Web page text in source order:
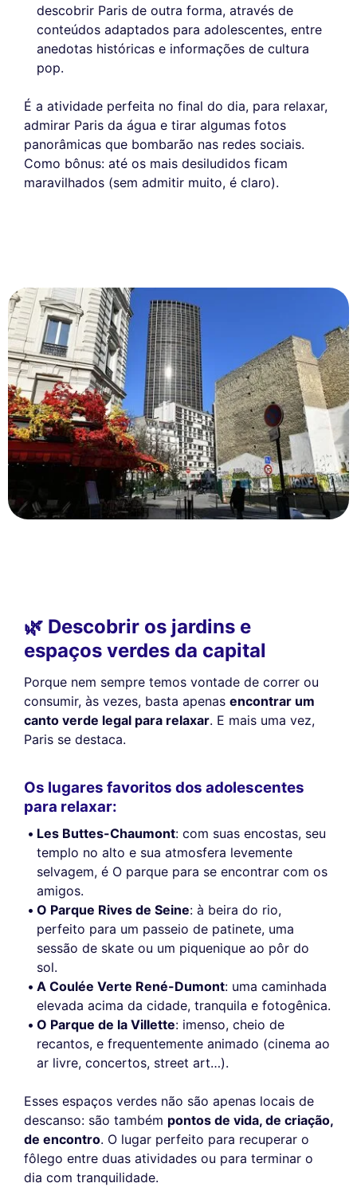
descobrir Paris de outra forma, através de
conteúdos adaptados para adolescentes, entre
anedotas históricas e informações de cultura
pop.
É a atividade perfeita no final do dia, para relaxar,
admirar Paris da água e tirar algumas fotos
panorâmicas que bombarão nas redes sociais.
Como bônus: até os mais desiludidos ficam
maravilhados (sem admitir muito, é claro).
🌿 Descobrir os jardins e
espaços verdes da capital
Porque nem sempre temos vontade de correr ou
consumir, às vezes, basta apenas encontrar um
canto verde legal para relaxar. E mais uma vez,
Paris se destaca.
Os lugares favoritos dos adolescentes
para relaxar:
Les Buttes-Chaumont: com suas encostas, seu
templo no alto e sua atmosfera levemente
selvagem, é O parque para se encontrar com os
amigos.
O Parque Rives de Seine: à beira do rio,
perfeito para um passeio de patinete, uma
sessão de skate ou um piquenique ao pôr do
sol.
A Coulée Verte René-Dumont: uma caminhada
elevada acima da cidade, tranquila e fotogênica.
O Parque de la Villette: imenso, cheio de
recantos, e frequentemente animado (cinema ao
ar livre, concertos, street art…).
Esses espaços verdes não são apenas locais de
descanso: são também pontos de vida, de criação,
de encontro. O lugar perfeito para recuperar o
fôlego entre duas atividades ou para terminar o
dia com tranquilidade.